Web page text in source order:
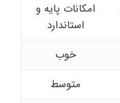
امکانات پایه و
استاندارد
خوب
متوسط